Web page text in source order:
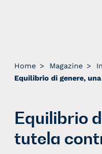
Home > Magazine >
Equilibrio
tutela